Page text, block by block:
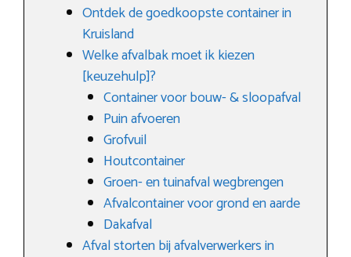
Ontdek de goedkoopste container in
Kruisland
Welke afvalbak moet ik kiezen
[keuzehulp]?
Container voor bouw- & sloopafval
Puin afvoeren
Grofvuil
Houtcontainer
Groen- en tuinafval wegbrengen
Afvalcontainer voor grond en aarde
Dakafval
Afval storten bij afvalverwerkers in